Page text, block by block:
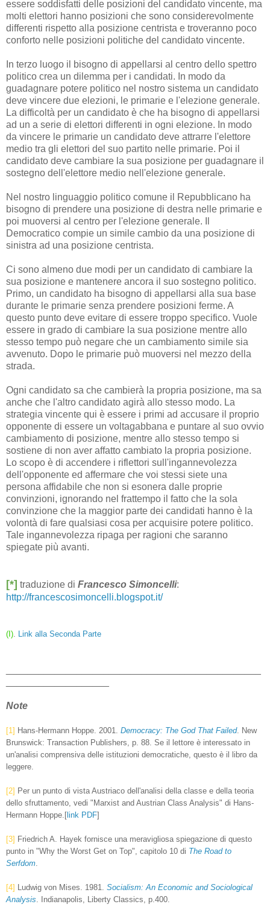
essere soddisfatti delle posizioni del candidato vincente, ma
molti elettori hanno posizioni che sono considerevolmente
differenti rispetto alla posizione centrista e troveranno poco
conforto nelle posizioni politiche del candidato vincente.
In terzo luogo il bisogno di appellarsi al centro dello spettro
politico crea un dilemma per i candidati. In modo da
guadagnare potere politico nel nostro sistema un candidato
deve vincere due elezioni, le primarie e l'elezione generale.
La difficoltà per un candidato è che ha bisogno di appellarsi
ad un a serie di elettori differenti in ogni elezione. In modo
da vincere le primarie un candidato deve attrarre l'elettore
medio tra gli elettori del suo partito nelle primarie. Poi il
candidato deve cambiare la sua posizione per guadagnare il
sostegno dell'elettore medio nell'elezione generale.
Nel nostro linguaggio politico comune il Repubblicano ha
bisogno di prendere una posizione di destra nelle primarie e
poi muoversi al centro per l'elezione generale. Il
Democratico compie un simile cambio da una posizione di
sinistra ad una posizione centrista.
Ci sono almeno due modi per un candidato di cambiare la
sua posizione e mantenere ancora il suo sostegno politico.
Primo, un candidato ha bisogno di appellarsi alla sua base
durante le primarie senza prendere posizioni ferme. A
questo punto deve evitare di essere troppo specifico. Vuole
essere in grado di cambiare la sua posizione mentre allo
stesso tempo può negare che un cambiamento simile sia
avvenuto. Dopo le primarie può muoversi nel mezzo della
strada.
Ogni candidato sa che cambierà la propria posizione, ma sa
anche che l'altro candidato agirà allo stesso modo. La
strategia vincente qui è essere i primi ad accusare il proprio
opponente di essere un voltagabbana e puntare al suo ovvio
cambiamento di posizione, mentre allo stesso tempo si
sostiene di non aver affatto cambiato la propria posizione.
Lo scopo è di accendere i riflettori sull'ingannevolezza
dell'opponente ed affermare che voi stessi siete una
persona affidabile che non si esonera dalle proprie
convinzioni, ignorando nel frattempo il fatto che la sola
convinzione che la maggior parte dei candidati hanno è la
volontà di fare qualsiasi cosa per acquisire potere politico.
Tale ingannevolezza ripaga per ragioni che saranno
spiegate più avanti.
[*] traduzione di Francesco Simoncelli:
http://francescosimoncelli.blogspot.it/
(I) Link alla Seconda Parte
Note
[1] Hans-Hermann Hoppe. 2001. Democracy: The God That Failed. New
Brunswick: Transaction Publishers, p. 88. Se il lettore è interessato in
un'analisi comprensiva delle istituzioni democratiche, questo è il libro da
leggere.
[2] Per un punto di vista Austriaco dell'analisi della classe e della teoria
dello sfruttamento, vedi "Marxist and Austrian Class Analysis" di Hans-
Hermann Hoppe.[link PDF]
[3] Friedrich A. Hayek fornisce una meravigliosa spiegazione di questo
punto in "Why the Worst Get on Top", capitolo 10 di The Road to
Serfdom
[4] Ludwig von Mises. 1981. Socialism: An Economic and Sociological
Analysis . Indianapolis, Liberty Classics, p.400.